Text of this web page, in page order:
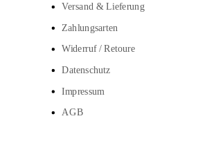
Versand & Lieferung
Zahlungsarten
Widerruf / Retoure
Datenschutz
Impressum
AGB